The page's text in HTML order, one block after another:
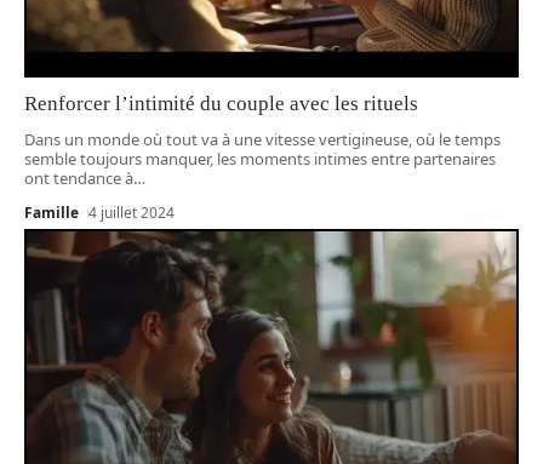
Renforcer l’intimité du couple avec les rituels
Dans un monde où tout va à une vitesse vertigineuse, où le temps
semble toujours manquer, les moments intimes entre partenaires
ont tendance à…
Famille 4 juillet 2024